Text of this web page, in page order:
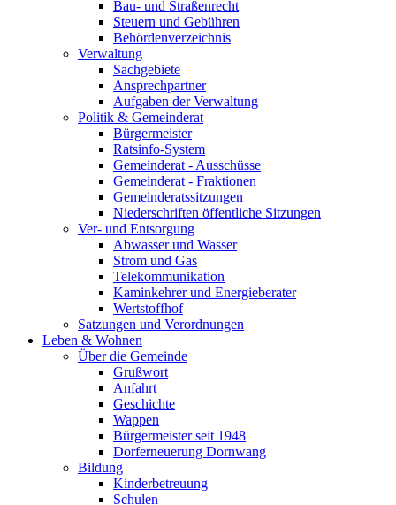
Bau- und Straßenrecht
Steuern und Gebühren
Behördenverzeichnis
Verwaltung
Sachgebiete
Ansprechpartner
Aufgaben der Verwaltung
Politik & Gemeinderat
Bürgermeister
Ratsinfo-System
Gemeinderat - Ausschüsse
Gemeinderat - Fraktionen
Gemeinderatssitzungen
Niederschriften öffentliche Sitzungen
Ver- und Entsorgung
Abwasser und Wasser
Strom und Gas
Telekommunikation
Kaminkehrer und Energieberater
Wertstoffhof
Satzungen und Verordnungen
Leben & Wohnen
Über die Gemeinde
Grußwort
Anfahrt
Geschichte
Wappen
Bürgermeister seit 1948
Dorferneuerung Dornwang
Bildung
Kinderbetreuung
Schulen